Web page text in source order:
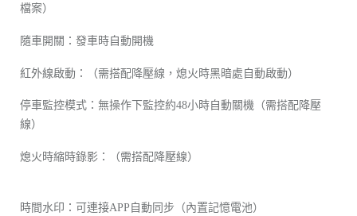
檔案）
隨車開關：發車時自動開機
紅外線啟動：（需搭配降壓線，熄火時黑暗處自動啟動）
停車監控模式：無操作下監控約48小時自動關機（需搭配降壓
線）
熄火時縮時錄影：（需搭配降壓線）
時間水印：可連接APP自動同步（內置記憶電池）